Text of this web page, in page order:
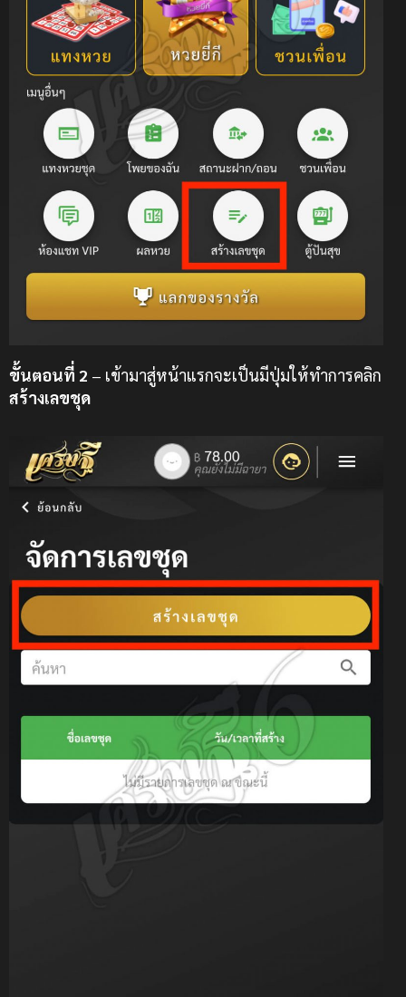
ขั้นตอนที่ 2 – เข้ามาสู่หน้าแรกจะเป็นมีปุ่มให้ทำการคลิก
สร้างเลขชุด